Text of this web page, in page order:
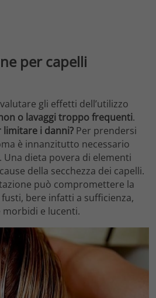
per capelli
gli effetti dell’utilizzo
o lavaggi troppo frequenti.
limitare i danni? Per prendersi
è innanzitutto necessario
Una dieta povera di elementi
della secchezza dei capelli.
può compromettere la
bere infatti a sufficienza,
morbidi e lucenti.